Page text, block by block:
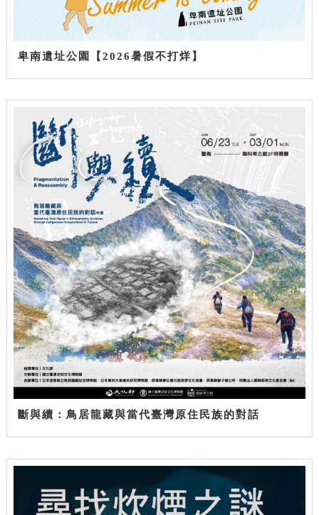
卑南遺址公園【2026暑假不打烊】
斷與續：鳥居龍藏與當代臺灣原住民族的對話